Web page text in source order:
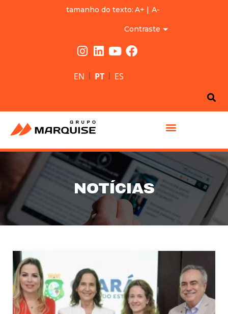
tamanho do texto: A+ | A-
Contraste
EN | PT | ES
NOTÍCIAS